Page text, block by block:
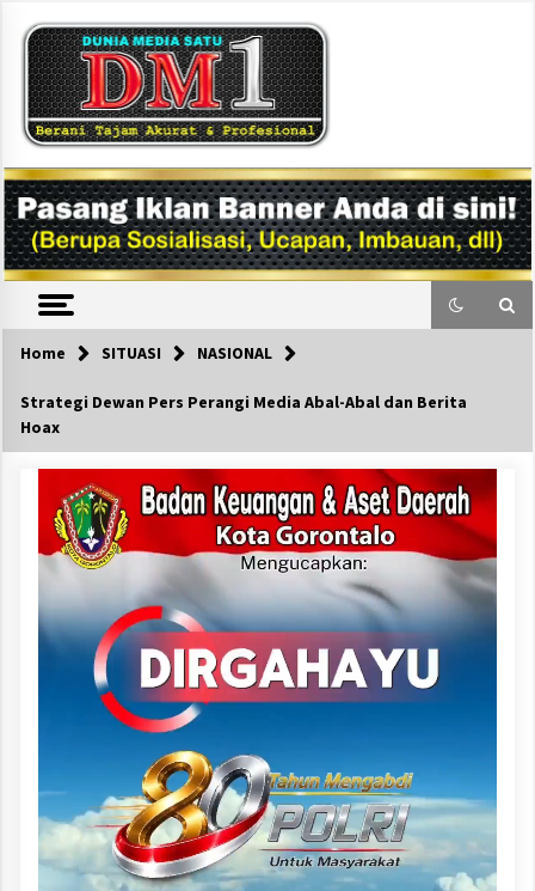
content
DM1
Home SITUASI NASIONAL
Strategi Dewan Pers Perangi Media Abal-Abal dan Berita
Hoax